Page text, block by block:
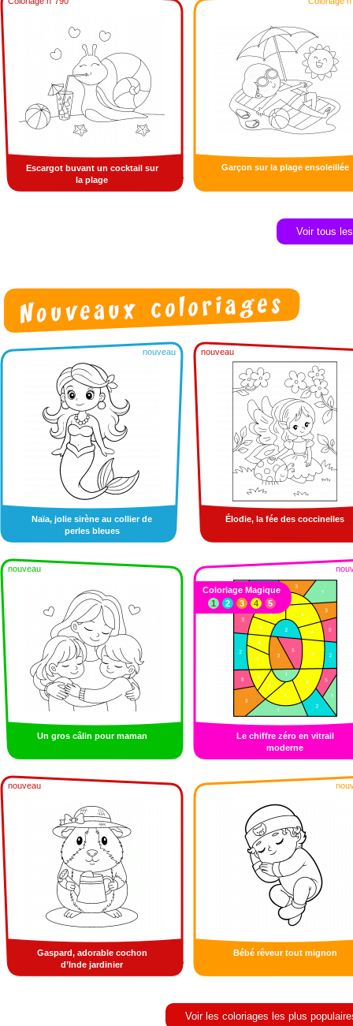
Escargot buvant un cocktail sur
la plage
Garçon sur la plage ensoleillée
Voir tous
nouveau
Naïa, jolie sirène au collier de
perles bleues
nouveau
Élodie, la fée des coccinelles
nouveau
Un gros câlin pour maman
Le chiffre zéro en vitrail
moderne
Coloriage Magique
1
2 3 4 5
nouveau
Gaspard, adorable cochon
d’Inde jardinier
Bébé rêveur tout mignon
Voir les coloriages les plus